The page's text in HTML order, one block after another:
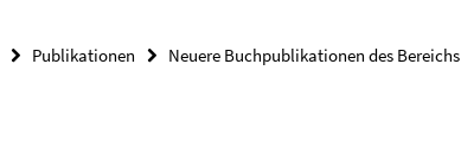
Publikationen Neuere Buchpublikationen des Bereichs